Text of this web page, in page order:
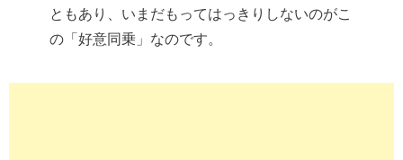
ともあり、いまだもってはっきりしないのがこ
の「好意同乗」なのです。